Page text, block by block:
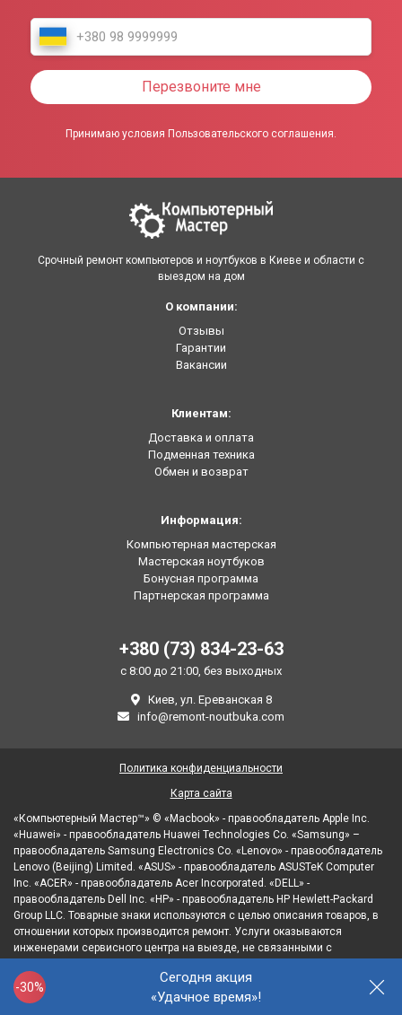
-30%
Сегодня акция
«Удачное время»!
Перезвоните мне
Принимаю условия Пользовательского соглашения.
Срочный ремонт компьютеров и ноутбуков в Киеве и области с
выездом на дом
О компании:
Отзывы
Гарантии
Вакансии
Клиентам:
Доставка и оплата
Подменная техника
Обмен и возврат
Информация:
Компьютерная мастерская
Мастерская ноутбуков
Бонусная программа
Партнерская программа
+380 (73) 834-23-63
с 8:00 до 21:00, без выходных
Киев, ул. Ереванская 8
info@remont-noutbuka.com
«Компьютерный Мастер™» © «Macbook» - правообладатель Apple Inc.
«Huawei» - правообладатель Huawei Technologies Co. «Samsung» –
правообладатель Samsung Electronics Co. «Lenovo» - правообладатель
Lenovo (Beijing) Limited. «ASUS» - правообладатель ASUSTeK Computer
Inc. «ACER» - правообладатель Acer Incorporated. «DELL» -
правообладатель Dell Inc. «HP» - правообладатель HP Hewlett-Packard
Group LLC. Товарные знаки используются с целью описания товаров, в
отношении которых производится ремонт. Услуги оказываются
инженерами сервисного центра на выезде, не связанными с
представителями в отношении товаров, которые уже были введены в
гражданский оборот.
Политика конфиденциальности
Карта сайта